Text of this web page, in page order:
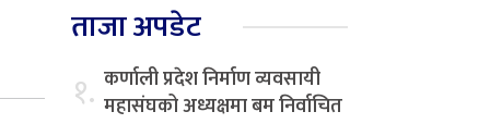
ताजा अपडेट
१. कर्णाली प्रदेश निर्माण व्यवसायी
महासंघको अध्यक्षमा बम निर्वाचित